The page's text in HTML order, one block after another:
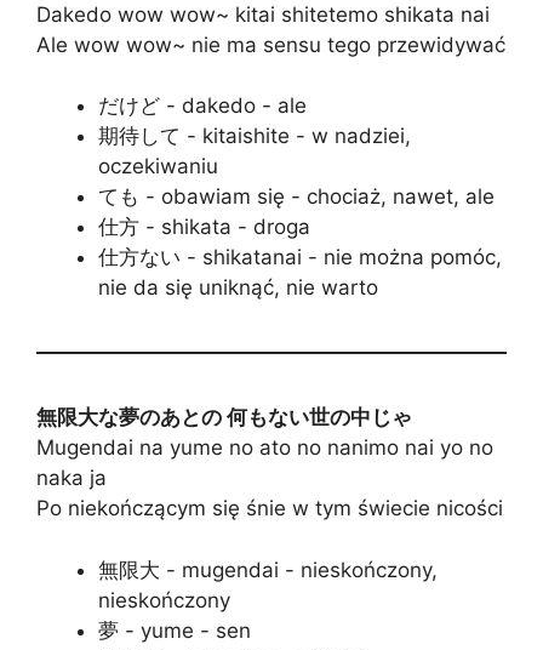
Dakedo wow wow~ kitai shitetemo shikata nai
Ale wow wow~ nie ma sensu tego przewidywać
だけど - dakedo - ale
期待して - kitaishite - w nadziei,
oczekiwaniu
ても - obawiam się - chociaż, nawet, ale
仕方 - shikata - droga
仕方ない - shikatanai - nie można pomóc,
nie da się uniknąć, nie warto
無限大な夢のあとの 何もない世の中じゃ
Mugendai na yume no ato no nanimo nai yo no
naka ja
Po niekończącym się śnie w tym świecie nicości
無限大 - mugendai - nieskończony,
nieskończony
夢 - yume - sen